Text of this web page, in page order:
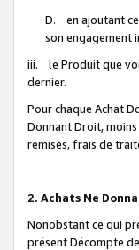
D. en ajoutant ce
son engagement
iii. le Produit que
dernier.
Pour chaque Achat
Donnant Droit,
remises, frais de
2. Achats Ne
Nonobstant ce qui
présent Décompte